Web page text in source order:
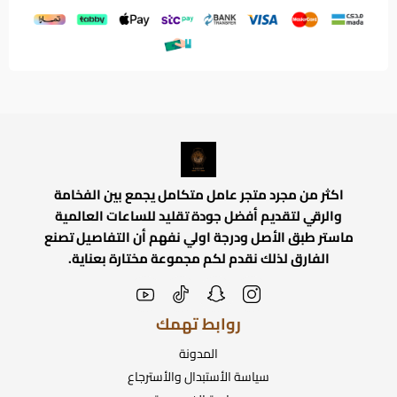
اكثر من مجرد متجر عامل متكامل يجمع بين الفخامة
والرقي لتقديم أفضل جودة تقليد للساعات العالمية
ماستر طبق الأصل ودرجة اولي نفهم أن التفاصيل تصنع
الفارق لذلك نقدم لكم مجموعة مختارة بعناية.
روابط تهمك
المدونة
سياسة الأستبدال والأسترجاع